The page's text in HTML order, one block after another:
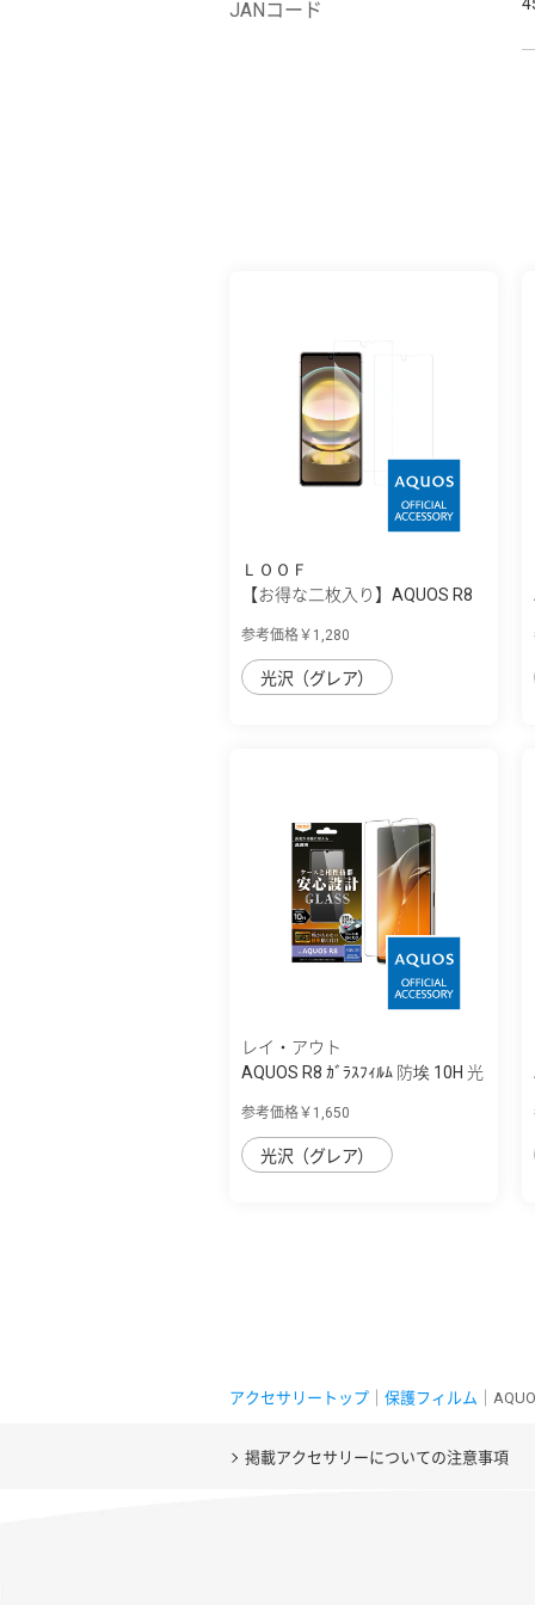
JANコード
ＬＯＯＦ
【お得な二枚入り】AQUOS R8
参考価格￥1,280
光沢（グレア）
レイ・アウト
AQUOS R8 ｶﾞﾗｽﾌｨﾙﾑ 防埃 10H 光
参考価格￥1,650
光沢（グレア）
アクセサリートップ 保護フィルム ｜
掲載アクセサリーについての注意事項